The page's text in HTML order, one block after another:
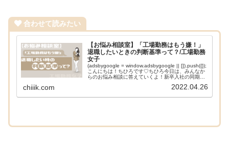
合わせて読みたい
【お悩み相談室】「工場勤務はもう嫌！」
退職したいときの判断基準って？/工場勤務
女子
(adsbygoogle = window.adsbygoogle || []).push({});
こんにちは！ちひろです♡ちひろ今日は、みんなか
らのお悩み相談に答えていくよ！新卒入社の同期み
chiiik.com 2022.04.26